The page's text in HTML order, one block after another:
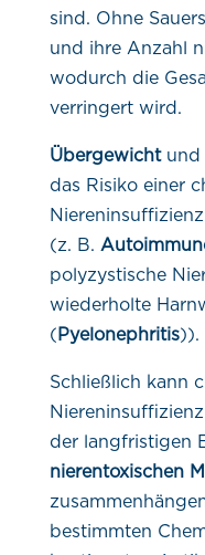
sind. Ohne
und ihre Anzahl
wodurch die
verringert wird.
Übergewichtund
das Risiko einer
(z. B.
polyzystische
wiederholte
( Pyelonephritis)).
Schließlich kann
der langfristigen
nierentoxischen
bestimmten